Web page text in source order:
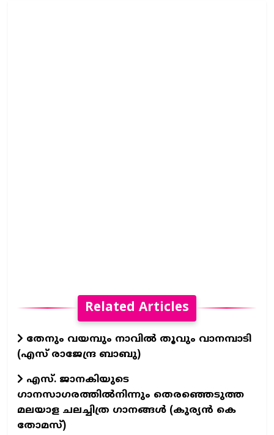
Related Articles
തേനും വയമ്പും നാവിൽ തൂവും വാനമ്പാടി
(എസ് രാജേന്ദ്ര ബാബു)
എസ്. ജാനകിയുടെ
ഗാനസാഗരത്തിൽനിന്നും തെരഞ്ഞെടുത്ത
മലയാള ചലച്ചിത്ര ഗാനങ്ങൾ (കുര്യൻ കെ
തോമസ്)